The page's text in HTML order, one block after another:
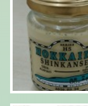
2016年03月
限定プリ